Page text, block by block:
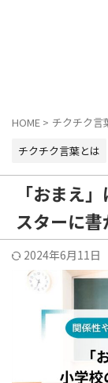
HOME > チクチク言
チクチク言葉とは
「おまえ
スターに書
2024年6月11日